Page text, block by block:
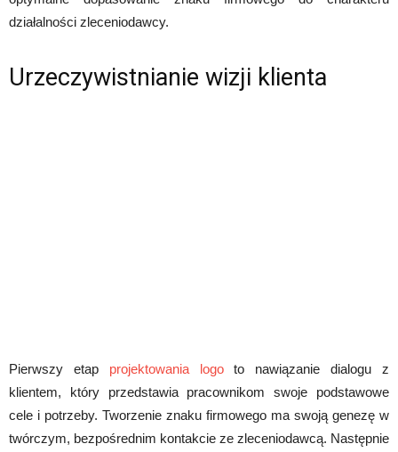
działalności zleceniodawcy.
Urzeczywistnianie wizji klienta
Pierwszy etap projektowania logoto nawiązanie dialogu z
klientem, który przedstawia pracownikom swoje podstawowe
cele i potrzeby. Tworzenie znaku firmowego ma swoją genezę w
twórczym, bezpośrednim kontakcie ze zleceniodawcą. Następnie